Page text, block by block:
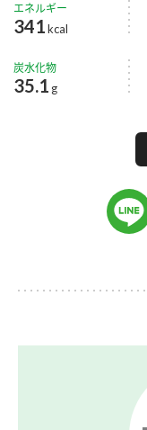
エネルギー
341 kcal
炭水化物
35.1 g